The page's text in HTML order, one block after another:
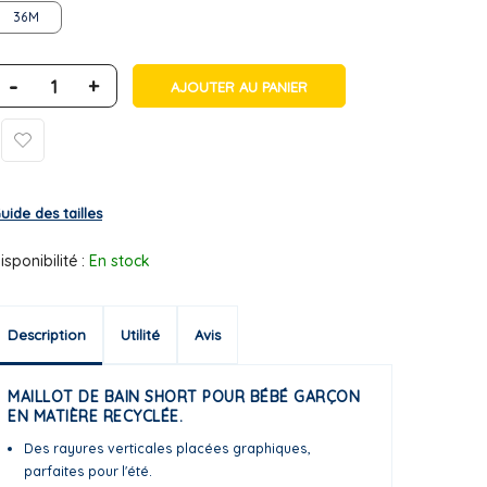
36M
- + AJOUTER AU PANIER
des tailles
: En stock
Description Utilité Avis
MAILLOT DE BAIN SHORT POUR BÉBÉ GARÇON
EN MATIÈRE RECYCLÉE.
Des rayures verticales placées graphiques,
parfaites pour l'été.